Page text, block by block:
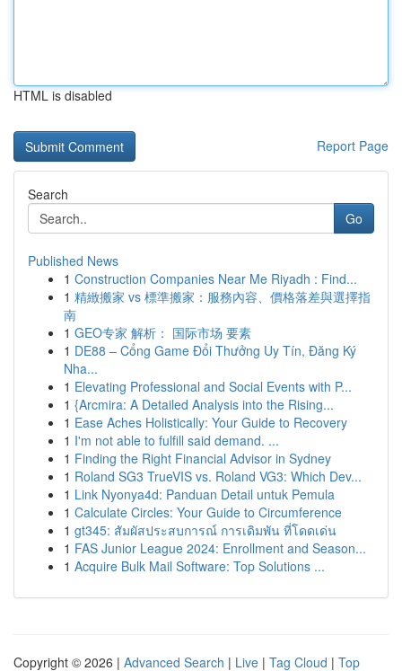
HTML is disabled
Report Page
Search
Go
Published News
1 Construction Companies Near Me Riyadh : Find...
1 精緻搬家 vs 標準搬家：服務內容、價格落差與選擇指
南
1 GEO专家 解析： 国际市场 要素
1 DE88 – Cổng Game Đổi Thưởng Uy Tín, Đăng Ký
Nha...
1 Elevating Professional and Social Events with P...
1 {Arcmira: A Detailed Analysis into the Rising...
1 Ease Aches Holistically: Your Guide to Recovery
1 I'm not able to fulfill said demand. ...
1 Finding the Right Financial Advisor in Sydney
1 Roland SG3 TrueVIS vs. Roland VG3: Which Dev...
1 Link Nyonya4d: Panduan Detail untuk Pemula
1 Calculate Circles: Your Guide to Circumference
1 gt345: สัมผัสประสบการณ์ การเดิมพัน ที่โดดเด่น
1 FAS Junior League 2024: Enrollment and Season...
1 Acquire Bulk Mail Software: Top Solutions ...
Copyright © 2026 | Advanced Search | Live | Tag Cloud | Top